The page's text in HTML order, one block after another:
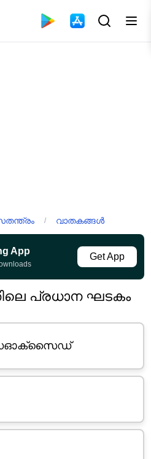
/ വാതകങ്ങൾ
App
Get App
പ്രധാന ഘടകം